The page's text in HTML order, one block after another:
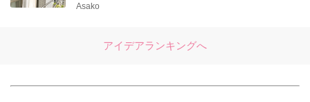
Asako
アイデアランキングへ